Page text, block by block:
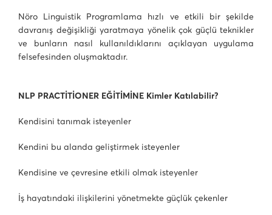
Nöro Linguistik Programlama hızlı ve etkili bir şekilde
davranış değişikliği yaratmaya yönelik çok güçlü teknikler
ve bunların nasıl kullanıldıklarını açıklayan uygulama
felsefesinden oluşmaktadır.
NLP PRACTİTİONER EĞİTİMİNE Kimler Katılabilir?
Kendisini tanımak isteyenler
Kendini bu alanda geliştirmek isteyenler
Kendisine ve çevresine etkili olmak isteyenler
İş hayatındaki ilişkilerini yönetmekte güçlük çekenler